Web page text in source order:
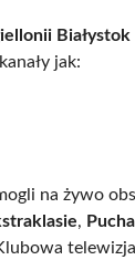
Białystok
jak:
na żywo
,